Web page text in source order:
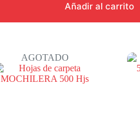
Añadir al carrito
AGOTADO